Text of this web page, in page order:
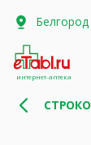
Белгород
интернет-аптека